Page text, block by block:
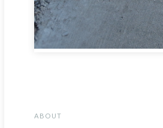
ABOUT